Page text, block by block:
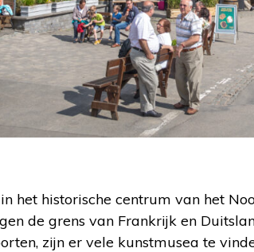
het historische centrum van het
de grens van Frankrijk en
zijn er vele kunstmusea te